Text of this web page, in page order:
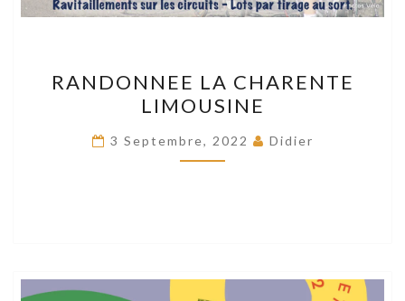
LA
CHARENTE
LIMOUSINE
RANDONNEE LA CHARENTE
LIMOUSINE
3 Septembre, 2022 Didier